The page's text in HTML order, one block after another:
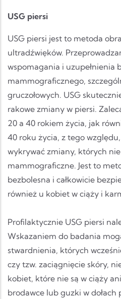
USG piersi
USG piersi jest to metoda
ultradźwięków.
wspomagania i uzupełnienia
mammograficznego,
gruczołowych. USG
rakowe zmiany w piersi.
20 a 40 rokiem życia, jak
40 roku życia, z tego
wykrywać zmiany, których
mammograficzne. Jest to
bezbolesna i całkowicie
również u kobiet w ciąży i
Profilaktycznie USG piersi
Wskazaniem do badania
stwardnienia, których
czy tzw. zaciągnięcie skóry,
kobiet, które nie są w ciąży
brodawce lub guzki w